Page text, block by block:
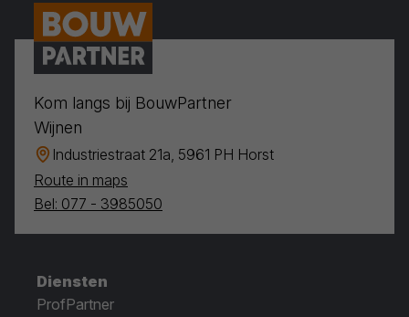
Kom langs bij BouwPartner
Wijnen
Industriestraat 21a, 5961 PH Horst
Route in maps
Bel: 077 - 3985050
Diensten
ProfPartner